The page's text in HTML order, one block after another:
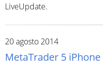
LiveUpdate.
20 agosto 2014
MetaTrader 5 iPhone